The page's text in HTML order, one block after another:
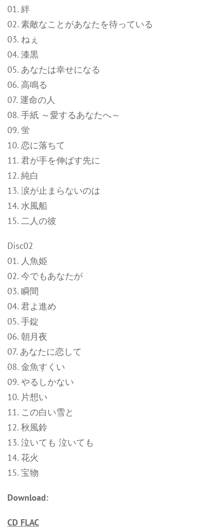
01. 絆
02. 素敵なことがあなたを待っている
03. ねぇ
04. 漆黒
05. あなたは幸せになる
06. 高鳴る
07. 運命の人
08. 手紙 ～愛するあなたへ～
09. 蛍
10. 恋に落ちて
11. 君が手を伸ばす先に
12. 純白
13. 涙が止まらないのは
14. 水風船
15. 二人の彼
Disc02
01. 人魚姫
02. 今でもあなたが
03. 瞬間
04. 君よ進め
05. 手錠
06. 朝月夜
07. あなたに恋して
08. 金魚すくい
09. やるしかない
10. 片想い
11. この白い雪と
12. 秋風鈴
13. 泣いても 泣いても
14. 花火
15. 宝物
Download:
CD FLAC